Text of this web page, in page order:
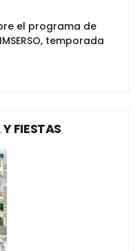
el programa de
temporada
FIESTAS